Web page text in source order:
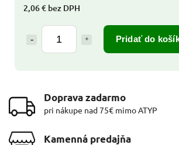
2,06 € bez DPH
Pridať do
Doprava zadarmo
pri nákupe nad 75€ mimo ATYP
Kamenná predajňa